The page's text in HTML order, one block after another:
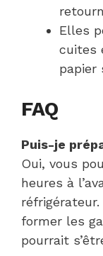
Elles
cuites
papier
FAQ
Puis-je
Oui, vous
heures à
former les
pourrait